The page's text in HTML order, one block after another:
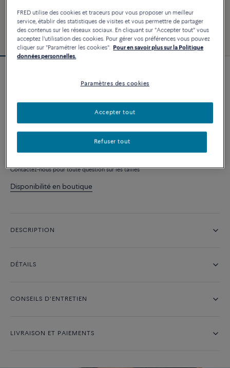
Bracelet Force 10
PERSONNALISER
AJOUTER AU PANIER
Contactez-nous pour toute question sur les tailles
Disponibilité en boutique
DESCRIPTION
DÉTAILS
CONSEILS D'ENTRETIEN
LIVRAISON ET PAIEMENTS
FRED utilise des cookies et traceurs pour vous proposer un meilleur
service, établir des statistiques de visites et vous permettre de partager
des contenus sur les réseaux sociaux. En cliquant sur "Accepter tout" vous
acceptez l'utilisation des cookies. Pour gérer vos préférences vous pouvez
cliquer sur "Paramétrer les cookies". Pour en savoir plus sur la Politique
données personnelles.
Paramètres des cookies
Refuser tout
Accepter tout